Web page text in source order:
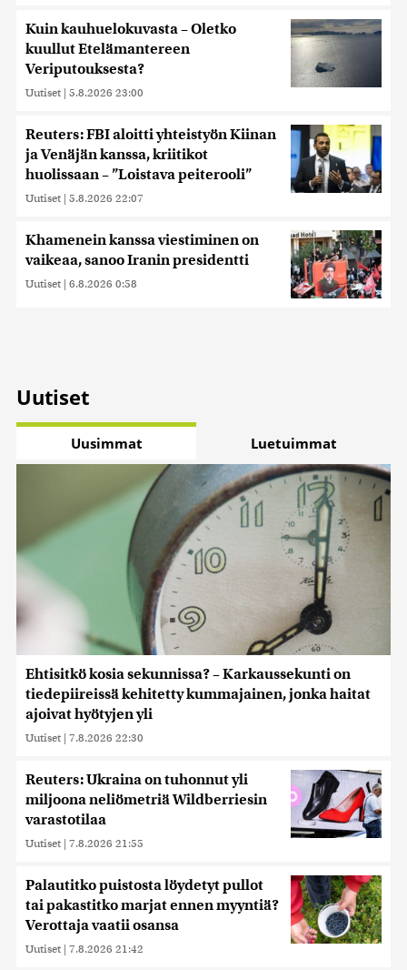
Kuin kauhuelokuvasta – Oletko
kuullut Etelämantereen
Veriputouksesta?
Uutiset | 5.8.2026 23:00
Reuters: FBI aloitti yhteistyön Kiinan
ja Venäjän kanssa, kriitikot
huolissaan – ”Loistava peiterooli”
Uutiset | 5.8.2026 22:07
Khamenein kanssa viestiminen on
vaikeaa, sanoo Iranin presidentti
Uutiset | 6.8.2026 0:58
Uutiset
Uusimmat Luetuimmat
Ehtisitkö kosia sekunnissa? – Karkaussekunti on
tiedepiireissä kehitetty kummajainen, jonka haitat
ajoivat hyötyjen yli
Uutiset | 7.8.2026 22:30
Reuters: Ukraina on tuhonnut yli
miljoona neliömetriä Wildberriesin
varastotilaa
Uutiset | 7.8.2026 21:55
Palautitko puistosta löydetyt pullot
tai pakastitko marjat ennen myyntiä?
Verottaja vaatii osansa
Uutiset | 7.8.2026 21:42